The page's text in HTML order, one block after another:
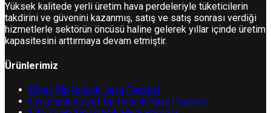
Yüksek kalitede yerli üretim hava perdeleriyle tüketicilerin
takdirini ve güvenini kazanmış, satış ve satış sonrası verdiği
hizmetlerle sektörün öncüsü haline gelerek yıllar içinde üretim
kapasitesini arttırmaya devam etmiştir.
Ürünlerimiz
Dikey Tip Isıtıcılı Hava Perdesi
Lena Endüstriyel Tip Isıtıcılı Hava Perdesi